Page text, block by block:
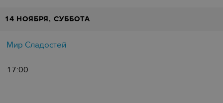
14 НОЯБРЯ, СУББОТА
Мир Сладостей
17:00